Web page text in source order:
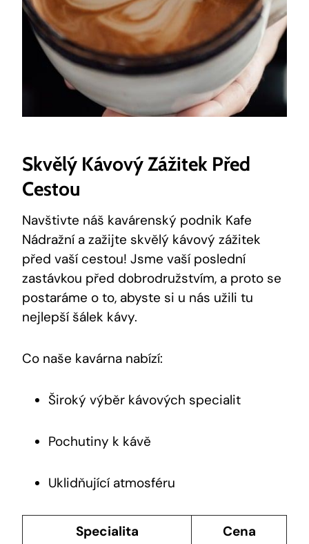
Skvělý Kávový Zážitek Před
Cestou
Navštivte náš kavárenský podnik Kafe
Nádražní a zažijte skvělý kávový zážitek
před vaší cestou! Jsme vaší poslední
zastávkou před dobrodružstvím, a proto se
postaráme o to, abyste si u nás užili tu
nejlepší šálek kávy.
Co naše kavárna nabízí:
Široký výběr kávových specialit
Pochutiny k kávě
Uklidňující atmosféru
Specialita
Cena